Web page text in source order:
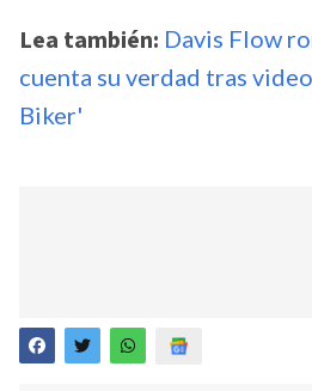
Lea también: Davis Flow
cuenta su verdad tras
Biker'